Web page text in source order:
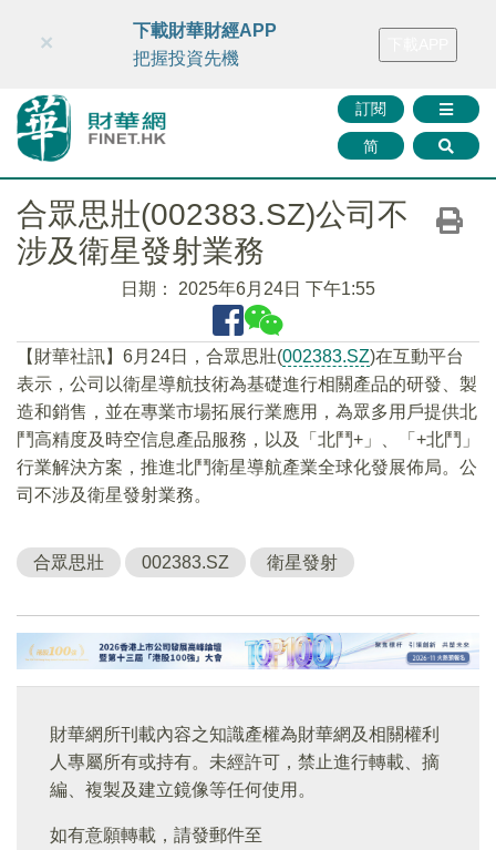
財華智庫網 FINTV FINMETA 財華證券 媒體矩陣
訂閱
简
×
下載財華財經APP
把握投資先機
合眾思壯(002383.SZ)公司不
涉及衛星發射業務
日期： 2025年6月24日 下午1:55
【財華社訊】6月24日，合眾思壯(002383.SZ)在互動平台
表示，公司以衛星導航技術為基礎進行相關產品的研發、製
造和銷售，並在專業市場拓展行業應用，為眾多用戶提供北
鬥高精度及時空信息產品服務，以及「北鬥+」、「+北鬥」
行業解決方案，推進北鬥衛星導航產業全球化發展佈局。公
司不涉及衛星發射業務。
合眾思壯 002383.SZ 衛星發射
財華網所刊載內容之知識產權為財華網及相關權利
人專屬所有或持有。未經許可，禁止進行轉載、摘
編、複製及建立鏡像等任何使用。
如有意願轉載，請發郵件至